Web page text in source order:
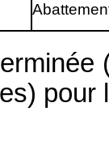
pour